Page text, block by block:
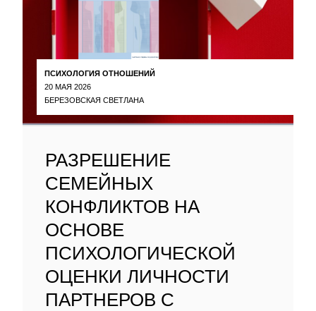
ПСИХОЛОГИЯ ОТНОШЕНИЙ
20 МАЯ 2026
БЕРЕЗОВСКАЯ СВЕТЛАНА
РАЗРЕШЕНИЕ
СЕМЕЙНЫХ
КОНФЛИКТОВ НА
ОСНОВЕ
ПСИХОЛОГИЧЕСКОЙ
ОЦЕНКИ ЛИЧНОСТИ
ПАРТНЕРОВ С